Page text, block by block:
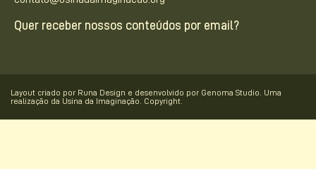
Quer receber nossos conteúdos por email?
Layout criado por Runa Design e desenvolvido por Genoma Studio. Uma
realização da Usina da Imaginação. Copyright.